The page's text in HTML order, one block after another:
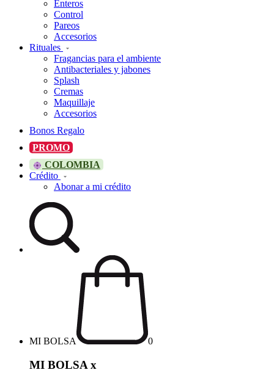
Enteros
Control
Pareos
Accesorios
Rituales
Fragancias para el ambiente
Antibacteriales y jabones
Splash
Cremas
Maquillaje
Accesorios
Bonos Regalo
PROMO
COLOMBIA
Crédito
Abonar a mi crédito
MI BOLSA 0
MI BOLSA x